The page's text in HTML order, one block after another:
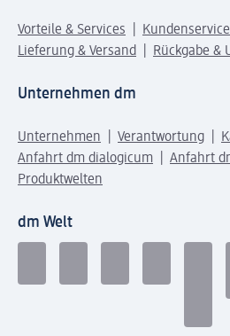
Vorteile & Services
Kundenservice
Lieferung & Versand
Rückgabe &
Unternehmen dm
Unternehmen Verantwortung
Anfahrt dm dialogicum
Anfahrt
Produktwelten
dm Welt